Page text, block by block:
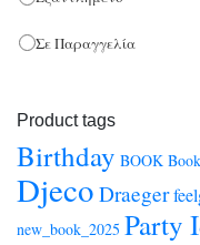
Σε Παραγγελία
Product tags
Birthday BOOK
Djeco Draeger
new_book_2025 Party